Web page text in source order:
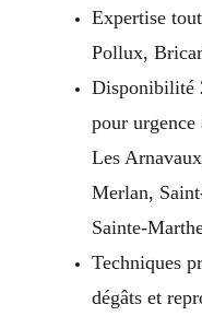
Expertise
Pollux,
Disponibilité
pour
Les
Merlan,
Sainte-
Techniques
dégâts et